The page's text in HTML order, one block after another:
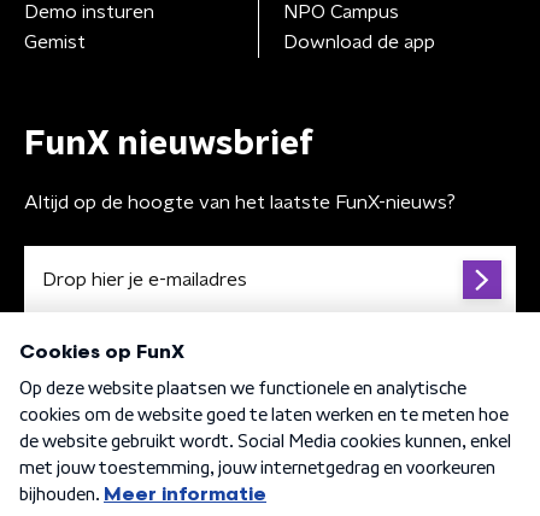
Demo insturen
Gemist
NPO Campus
Download de app
FunX nieuwsbrief
Altijd op de hoogte van het laatste FunX-nieuws?
Algemene voorwaarden Privacybeleid